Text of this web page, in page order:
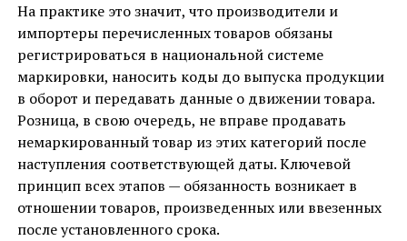
На практике это значит, что производители и
импортеры перечисленных товаров обязаны
регистрироваться в национальной системе
маркировки, наносить коды до выпуска продукции
в оборот и передавать данные о движении товара.
Розница, в свою очередь, не вправе продавать
немаркированный товар из этих категорий после
наступления соответствующей даты. Ключевой
принцип всех этапов — обязанность возникает в
отношении товаров, произведенных или ввезенных
после установленного срока.